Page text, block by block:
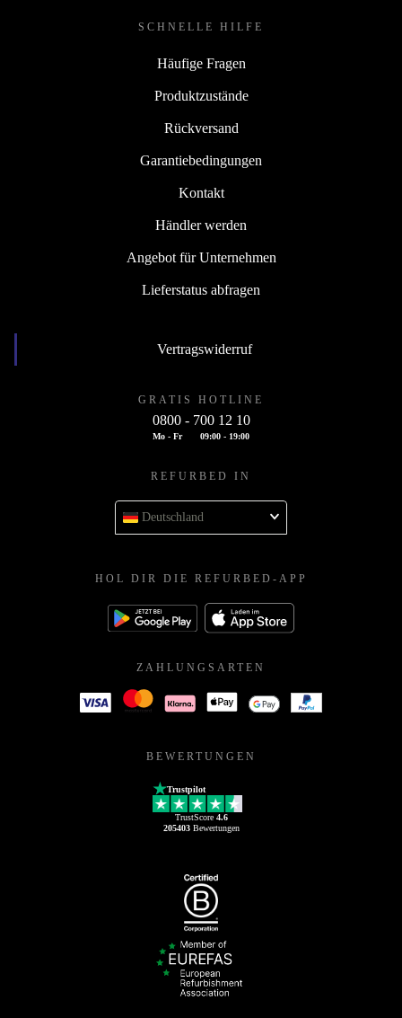
SCHNELLE HILFE
Häufige Fragen
Produktzustände
Rückversand
Garantiebedingungen
Kontakt
Händler werden
Angebot für Unternehmen
Lieferstatus abfragen
Vertragswiderruf
GRATIS HOTLINE
0800 - 700 12 10
Mo - Fr 09:00 - 19:00
REFURBED IN
Deutschland
HOL DIR DIE REFURBED-APP
ZAHLUNGSARTEN
BEWERTUNGEN
Trustpilot
TrustScore 4.6
205403Bewertungen